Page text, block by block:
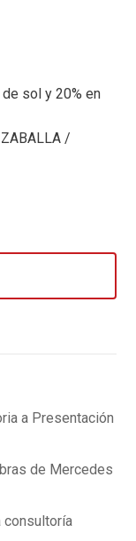
sol y 20% en
ZABALLA /
a Presentación
de Mercedes
consultoría